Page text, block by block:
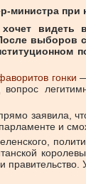
министра при
видеть
гонки
заявила,
и